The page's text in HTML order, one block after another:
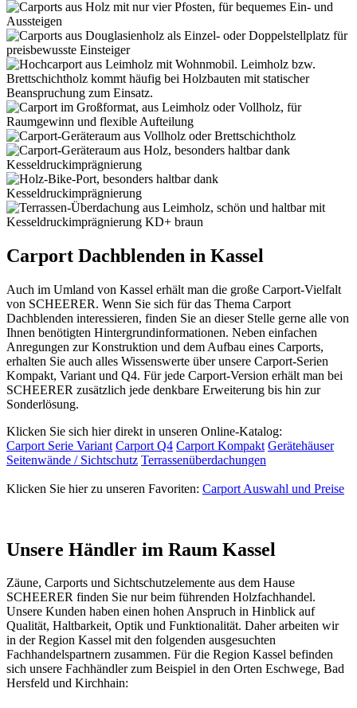
Carport Dachblenden in Kassel
Auch im Umland von Kassel erhält man die große Carport-Vielfalt
von SCHEERER. Wenn Sie sich für das Thema Carport
Dachblenden interessieren, finden Sie an dieser Stelle gerne alle von
Ihnen benötigten Hintergrundinformationen. Neben einfachen
Anregungen zur Konstruktion und dem Aufbau eines Carports,
erhalten Sie auch alles Wissenswerte über unsere Carport-Serien
Kompakt, Variant und Q4. Für jede Carport-Version erhält man bei
SCHEERER zusätzlich jede denkbare Erweiterung bis hin zur
Sonderlösung.
Klicken Sie sich hier direkt in unseren Online-Katalog:
Carport Serie Variant Carport Q4 Carport Kompakt Gerätehäuser
Seitenwände / Sichtschutz Terrassenüberdachungen
Klicken Sie hier zu unseren Favoriten: Carport Auswahl und Preise
Unsere Händler im Raum Kassel
Zäune, Carports und Sichtschutzelemente aus dem Hause
SCHEERER finden Sie nur beim führenden Holzfachhandel.
Unsere Kunden haben einen hohen Anspruch in Hinblick auf
Qualität, Haltbarkeit, Optik und Funktionalität. Daher arbeiten wir
in der Region Kassel mit den folgenden ausgesuchten
Fachhandelspartnern zusammen. Für die Region Kassel befinden
sich unsere Fachhändler zum Beispiel in den Orten Eschwege, Bad
Hersfeld und Kirchhain: